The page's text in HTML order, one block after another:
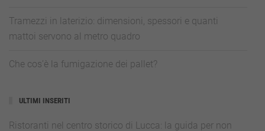
Tramezzi in laterizio: dimensioni, spessori e quanti
mattoi servono al metro quadro
Che cos’è la fumigazione dei pallet?
ULTIMI INSERITI
Ristoranti nel centro storico di Lucca: la guida per non